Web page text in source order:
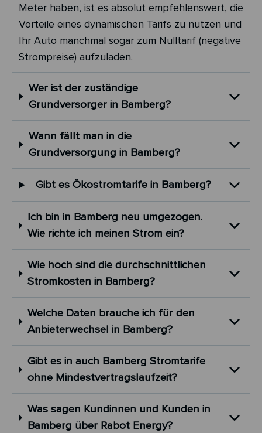
Meter haben, ist es absolut empfehlenswert, die
Vorteile eines dynamischen Tarifs zu nutzen und
Ihr Auto manchmal sogar zum Nulltarif (negative
Strompreise) aufzuladen.
Wer ist der zuständige
Grundversorger in Bamberg?
Wann fällt man in die
Grundversorgung in Bamberg?
Gibt es Ökostromtarife in Bamberg?
Ich bin in Bamberg neu umgezogen.
Wie richte ich meinen Strom ein?
Wie hoch sind die durchschnittlichen
Stromkosten in Bamberg?
Welche Daten brauche ich für den
Anbieterwechsel in Bamberg?
Gibt es in auch Bamberg Stromtarife
ohne Mindestvertragslaufzeit?
Was sagen Kundinnen und Kunden in
Bamberg über Rabot Energy?